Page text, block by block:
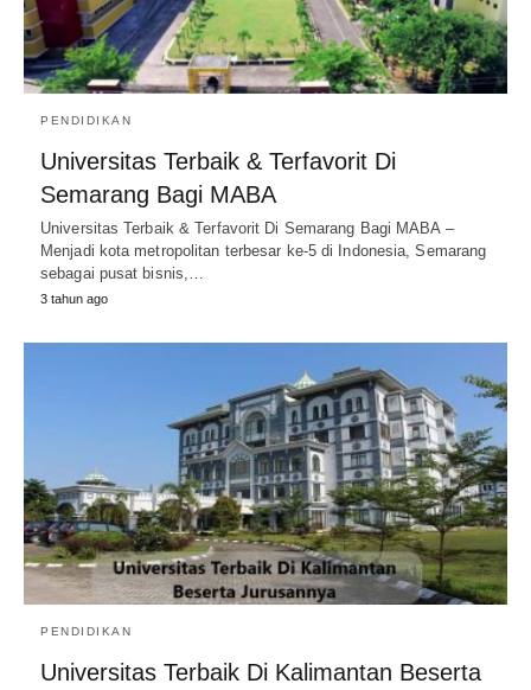
PENDIDIKAN
Universitas Terbaik & Terfavorit Di
Semarang Bagi MABA
Universitas Terbaik & Terfavorit Di Semarang Bagi MABA –
Menjadi kota metropolitan terbesar ke-5 di Indonesia, Semarang
sebagai pusat bisnis,…
3 tahun ago
PENDIDIKAN
Universitas Terbaik Di Kalimantan Beserta